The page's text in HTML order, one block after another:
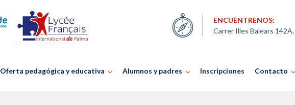
ENCUÉNTRENOS:
Carrer Illes Balears
Oferta pedagógica y educativa Alumnos y padres Inscripciones Contacto